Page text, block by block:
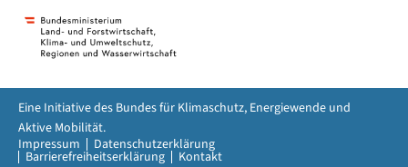
Impressum Datenschutzerklärung
Barrierefreiheitserklärung Kontakt
Eine Initiative des Bundes für Klimaschutz, Energiewende und
Aktive Mobilität.